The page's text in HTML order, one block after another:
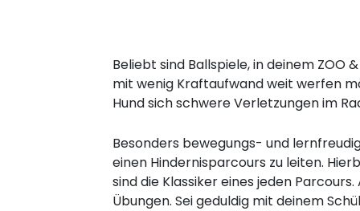
Beliebt sind Ballspiele, in deinem ZOO
mit wenig Kraftaufwand weit werfen
Hund sich schwere Verletzungen im
Besonders bewegungs- und
einen Hindernisparcours zu leiten.
sind die Klassiker eines jeden
Übungen. Sei geduldig mit deinem